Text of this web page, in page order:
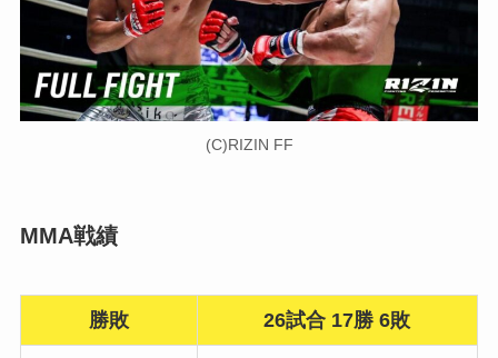
(C)RIZIN FF
MMA戦績
勝敗 26試合 17勝 6敗